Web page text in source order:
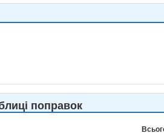
поправок